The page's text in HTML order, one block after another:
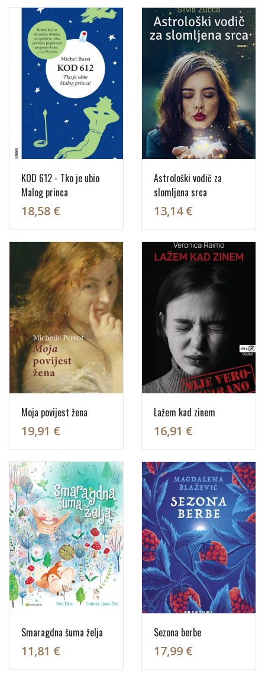
KOD 612 - Tko je ubio
Malog princa
18,58 €
Astrološki vodič za
slomljena srca
13,14 €
Moja povijest žena
19,91 €
Lažem kad zinem
16,91 €
Smaragdna šuma želja
11,81 €
Sezona berbe
17,99 €